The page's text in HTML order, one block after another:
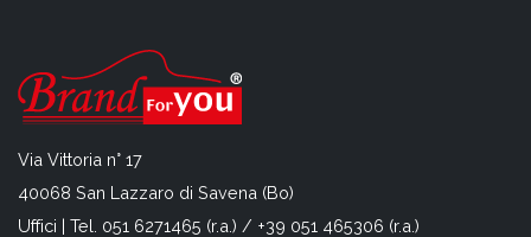
Via Vittoria n° 17
40068 San Lazzaro di Savena (Bo)
Uffici | Tel. 051 6271465 (r.a.) / +39 051 465306 (r.a.)